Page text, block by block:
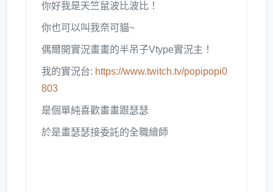
你好我是天竺鼠波比波比！
你也可以叫我奈可貓~
偶爾開實況畫畫的半吊子Vtype實況主！
我的實況台: https://www.twitch.tv/popipopi0
803
是個單純喜歡畫畫跟瑟瑟
於是畫瑟瑟接委託的全職繪師